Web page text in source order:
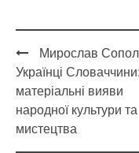
Post
navigation
Мирослав
Українці Словаччини:
матеріальні вияви
народної культури та
мистецтва